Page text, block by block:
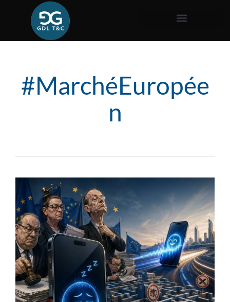
#MarchéEuropée
n